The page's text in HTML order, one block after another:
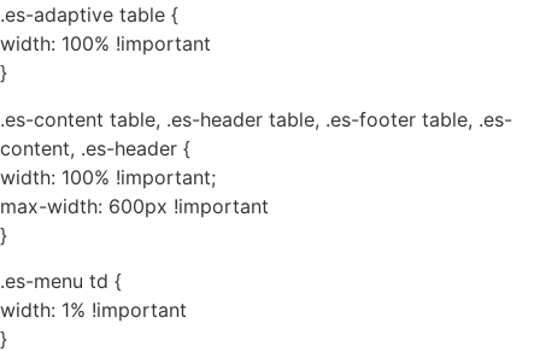
.es-adaptive table {
width: 100% !important
}
.es-content table, .es-header table, .es-footer table, .es-
content, .es-header {
width: 100% !important;
max-width: 600px !important
}
.es-menu td {
width: 1% !important
}